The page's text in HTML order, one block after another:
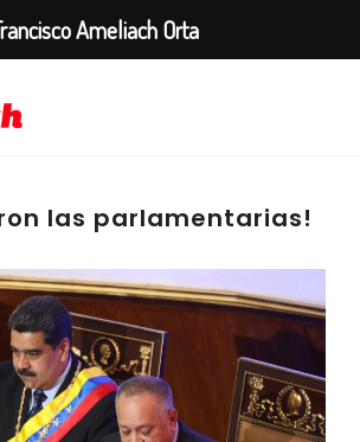
las parlamentarias!
Ameliach Orta